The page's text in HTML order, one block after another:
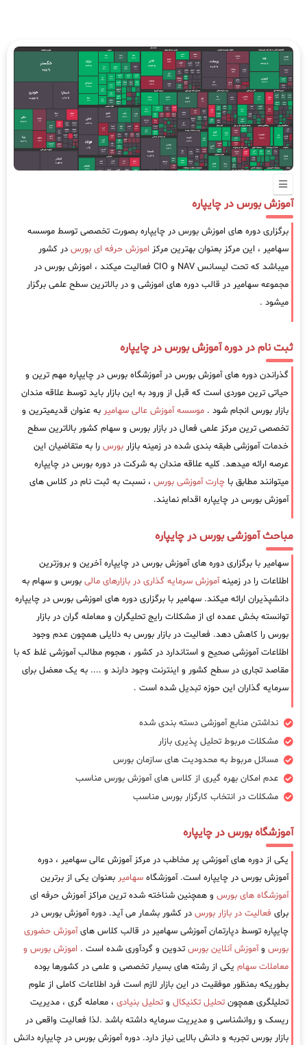
آموزش بورس در چایپاره
برگزاری دوره های اموزش بورس در چایپاره بصورت تخصصی توسط موسسه
سهامیر ، این مرکز بعنوان بهترین مرکز اموزش حرفه ای بورس در کشور
میباشد که تحت لیسانس NAV و CIO فعالیت میکند ، اموزش بورس در
مجموعه سهامیر در قالب دوره های اموزشی و در بالاترین سطح علمی برگزار
میشود .
ثبت نام در دوره آموزش بورس در چایپاره
گذراندن دوره های آموزش بورس در آموزشگاه بورس در چایپاره مهم ترین و
حیاتی ترین موردی است که قبل از ورود به این بازار باید توسط علاقه مندان
بازار بورس انجام شود . موسسه آموزش عالی سهامیر به عنوان قدیمیترین و
تخصصی ترین مرکز علمی فعال در بازار بورس و سهام کشور بالاترین سطح
خدمات آموزشی طبقه بندی شده در زمینه بازار بورس را به متقاضیان این
عرصه ارائه میدهد. کلیه علاقه مندان به شرکت در دوره بورس در چایپاره
میتوانند مطابق با چارت آموزشی بورس ، نسبت به ثبت نام در کلاس های
آموزش بورس در چایپاره اقدام نمایند.
مباحث آموزشی بورس در چایپاره
سهامیر با برگزاری دوره های آموزش بورس در چایپاره آخرین و بروزترین
اطلاعات را در زمینهآموزش سرمایه گذاری در بازارهای مالی بورس و سهام به
دانشپذیران ارائه میکند. سهامیر با برگزاری دوره های اموزشی بورس در چایپاره
توانسته بخش عمده ای از مشکلات رایج تحلیگران و معامله گران در بازار
بورس را کاهش دهد. فعالیت در بازار بورس به دلایلی همچون عدم وجود
اطلاعات آموزشی صحیح و استاندارد در کشور ، هجوم مطالب آموزشی غلط که با
مقاصد تجاری در سطح کشور و اینترنت وجود دارند و .... به یک معضل برای
سرمایه گذاران این حوزه تبدیل شده است .
نداشتن منابع آموزشی دسته بندی شده
مشکلات مربوط تحلیل پذیری بازار
مسائل مربوط به محدودیت های سازمان بورس
عدم امکان بهره گیری از کلاس های آموزش بورس مناسب
مشکلات در انتخاب کارگزار بورس مناسب
آموزشگاه بورس در چایپاره
یکی از دوره های آموزشی پر مخاطب در مرکز آموزش عالی سهامیر ، دوره
آموزش بورس در چایپاره است. آموزشگاه سهامیر بعنوان یکی از برترین
آموزشگاه های بورس و همچنین شناخته شده ترین مراکز آموزش حرفه ای
برای فعالیت در بازار بورس در کشور بشمار می آید. دوره آموزش بورس در
چایپاره توسط دپارتمان آموزشی سهامیر در قالب کلاس هایآموزش حضوری
بورس وآموزش آنلاین بورس تدوین و گردآوری شده است . اموزش بورس و
معاملات سهام یکی از رشته های بسیار تخصصی و علمی در کشورها بوده
بطوریکه بمنظور موفقیت در این بازار لازم است فرد اطلاعات کاملی از علوم
تحلیلگری همچون تحلیل تکنیکال و تحلیل بنیادی ، معامله گری ، مدیریت
ریسک و روانشناسی و مدیریت سرمایه داشته باشد .لذا فعالیت واقعی در
بازار بورس تجربه و دانش بالایی نیاز دارد. دوره آموزش بورس در چایپاره دانش